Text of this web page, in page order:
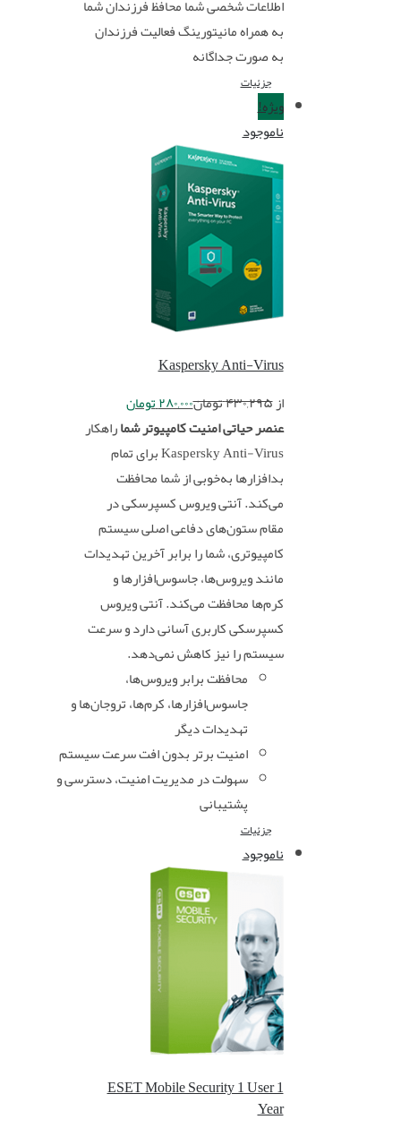
اطلاعات شخصی شما محافظ فرزندان شما
به همراه مانیتورینگ فعالیت فرزندان
به صورت جداگانه
جزئیات
ویژه!
ناموجود
Kaspersky Anti-Virus
از۴۳۰,۲۹۵تومان۲۸۰,۰۰۰تومان
عنصر حیاتی امنیت کامپیوتر شماراهکار
Kaspersky Anti-Virus برای تمام
بدافزارها به‌خوبی از شما محافظت
می‌کند. آنتی ویروس کسپرسکی در
مقام ستون‌های دفاعی اصلی سیستم
کامپیوتری، شما را برابر آخرین تهدیدات
مانند ویروس‌ها، جاسوس‌افزارها و
کرم‌ها محافظت می‌کند. آنتی ویروس
کسپرسکی کاربری آسانی دارد و سرعت
سیستم را نیز کاهش نمی‌دهد.
محافظت برابر ویروس‌ها،
جاسوس‌افزارها، کرم‌ها، تروجان‌ها و
تهدیدات دیگر
امنیت برتر بدون افت سرعت سیستم
سهولت در مدیریت امنیت، دسترسی و
پشتیبانی
جزئیات
ناموجود
ESET Mobile Security 1 User 1
Year